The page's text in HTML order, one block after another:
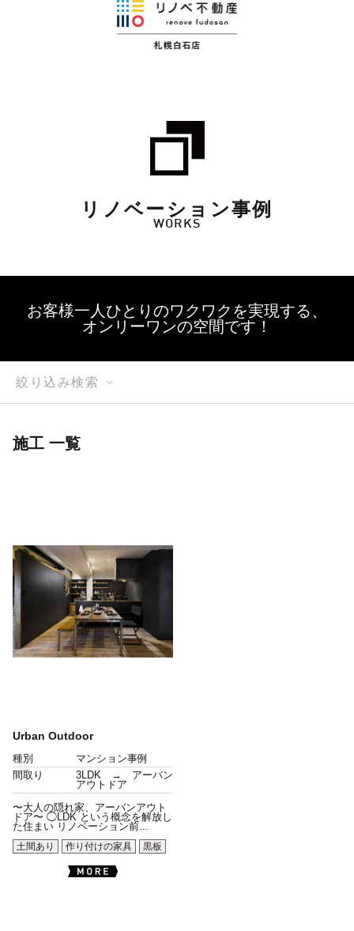
リノベーション事例
WORKS
お客様一人ひとりのワクワクを実現する、
オンリーワンの空間です！
絞り込み検索
施工 一覧
Urban Outdoor
種別
マンション事例
間取り
3LDK → アーバン
アウトドア
〜大人の隠れ家、アーバンアウト
ドア〜 ◯LDK という概念を解放し
た住まい リノベーション前...
土間あり
作り付けの家具 黒板